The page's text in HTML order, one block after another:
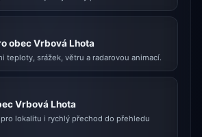
obec Vrbová Lhota
teploty, srážek, větru a radarovou animací.
Vrbová Lhota
lokalitu i rychlý přechod do přehledu